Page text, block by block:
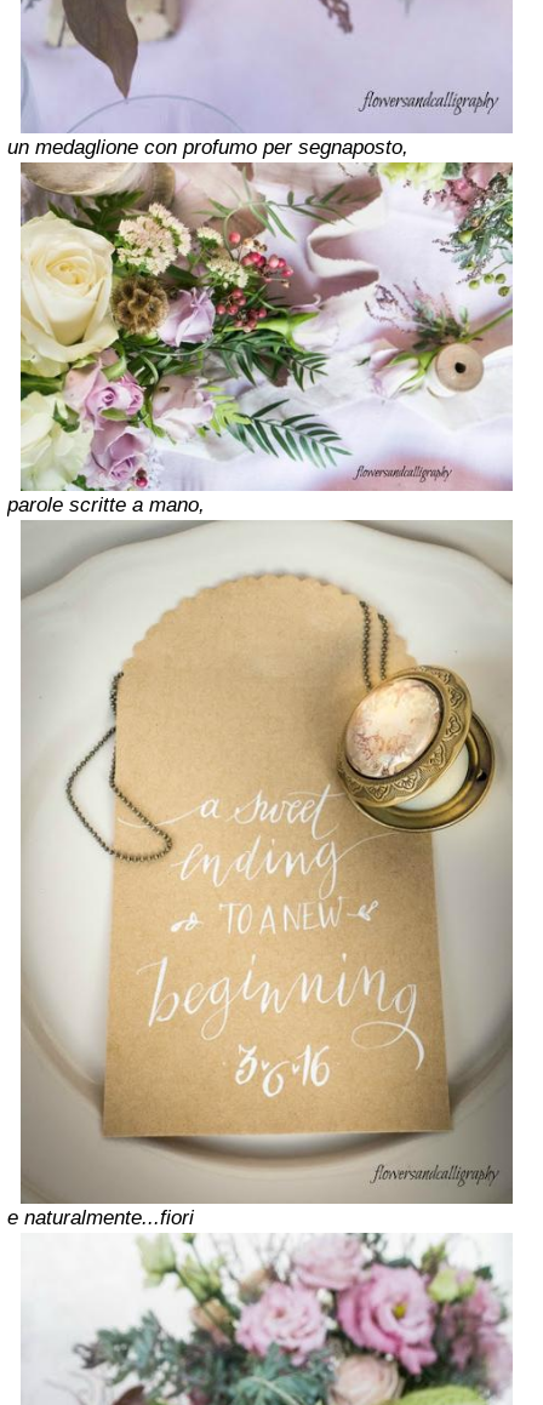
un medaglione con profumo per segnaposto,
parole scritte a mano,
e naturalmente...fiori